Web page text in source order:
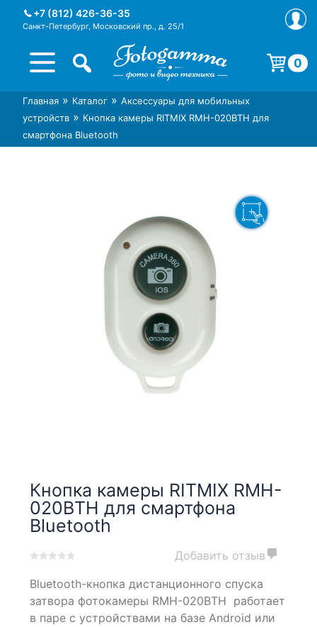
+7 (812) 426-36-35
Санкт-Петербург, Московский пр., д. 25/1
Интернет-магазин фототехники
Foto-Gamma в СПб
Магазин фотоаксессуаров foto-
gamma.ru
0
Корзина пуста.
Главная » Каталог » Аксессуары для мобильных
устройств » Кнопка камеры RITMIX RMH-020BTH для
смартфона Bluetooth
Кнопка камеры RITMIX RMH-
020BTH для смартфона
Bluetooth
out
on
Добавить отзыв
Bluetooth-кнопка дистанционного спуска
затвора фотокамеры RMH-020BTH работает
в паре с устройствами на базе Android или